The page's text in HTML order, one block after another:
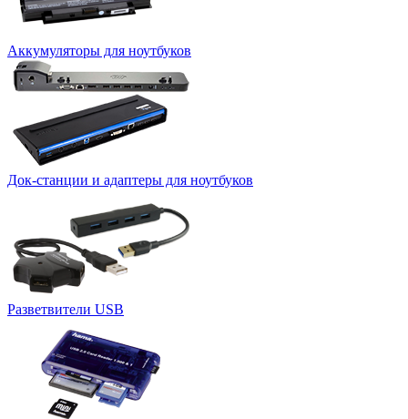
Аккумуляторы для ноутбуков
Док-станции и адаптеры для ноутбуков
Разветвители USB